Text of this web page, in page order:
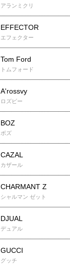
アランミクリ
EFFECTOR
エフェクター
Tom Ford
トムフォード
A'rossvy
ロズビー
BOZ
ボズ
CAZAL
カザール
CHARMANT Z
シャルマン ゼット
DJUAL
デュアル
GUCCI
グッチ